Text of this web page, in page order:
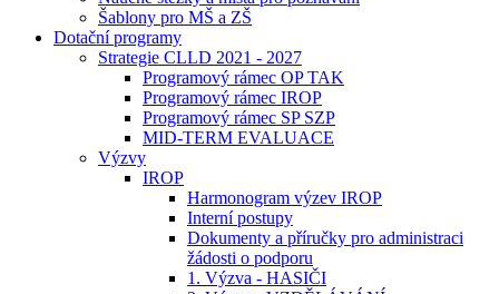
Šablony pro MŠ a ZŠ
Dotační programy
Strategie CLLD 2021 - 2027
Programový rámec OP TAK
Programový rámec IROP
Programový rámec SP SZP
MID-TERM EVALUACE
Výzvy
IROP
Harmonogram výzev IROP
Interní postupy
Dokumenty a příručky pro administraci
žádosti o podporu
1. Výzva - HASIČI